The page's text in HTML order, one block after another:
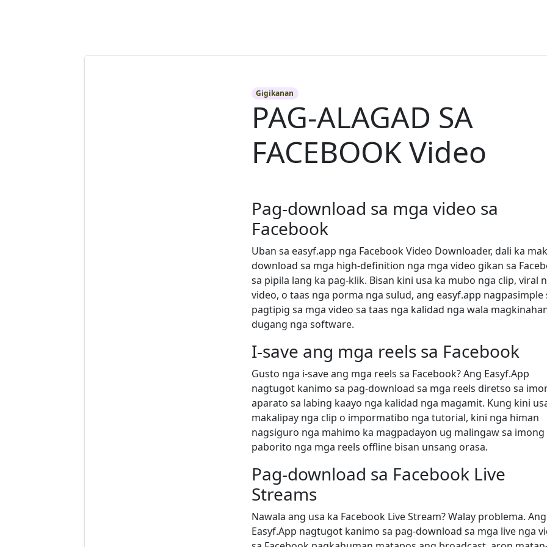
Gigikanan
PAG-ALAGAD SA
FACEBOOK Video
Pag-download sa mga video sa
Facebook
Uban sa easyf.app nga Facebook Video Downloader, dali ka
download sa mga high-definition nga mga video gikan sa
sa pipila lang ka pag-klik. Bisan kini usa ka mubo nga clip, viral
video, o taas nga porma nga sulud, ang easyf.app nagpasimple
pagtipig sa mga video sa taas nga kalidad nga wala
dugang nga software.
I-save ang mga reels sa Facebook
Gusto nga i-save ang mga reels sa Facebook? Ang Easyf.App
nagtugot kanimo sa pag-download sa mga reels diretso sa
aparato sa labing kaayo nga kalidad nga magamit. Kung kini
makalipay nga clip o impormatibo nga tutorial, kini nga himan
nagsiguro nga mahimo ka magpadayon ug malingaw sa imong
paborito nga mga reels offline bisan unsang orasa.
Pag-download sa Facebook Live
Streams
Nawala ang usa ka Facebook Live Stream? Walay problema. Ang
Easyf.App nagtugot kanimo sa pag-download sa mga live nga